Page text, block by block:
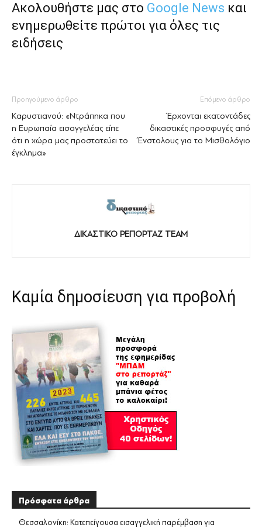
Ακολουθήστε μας στο Google News και
ενημερωθείτε πρώτοι για όλες τις
ειδήσεις
Προηγούμενο άρθρο
Καρυστιανού: «Ντράπηκα που
η Ευρωπαία εισαγγελέας είπε
ότι η χώρα μας προστατεύει το
έγκλημα»
Επόμενο άρθρο
Έρχονται εκατοντάδες
δικαστικές προσφυγές από
Ένστολους για το Μισθολόγιο
ΔΙΚΑΣΤΙΚΟ ΡΕΠΟΡΤΑΖ TEAM
Καμία δημοσίευση για προβολή
Πρόσφατα άρθρα
Θεσσαλονίκη: Κατεπείγουσα εισαγγελική παρέμβαση για